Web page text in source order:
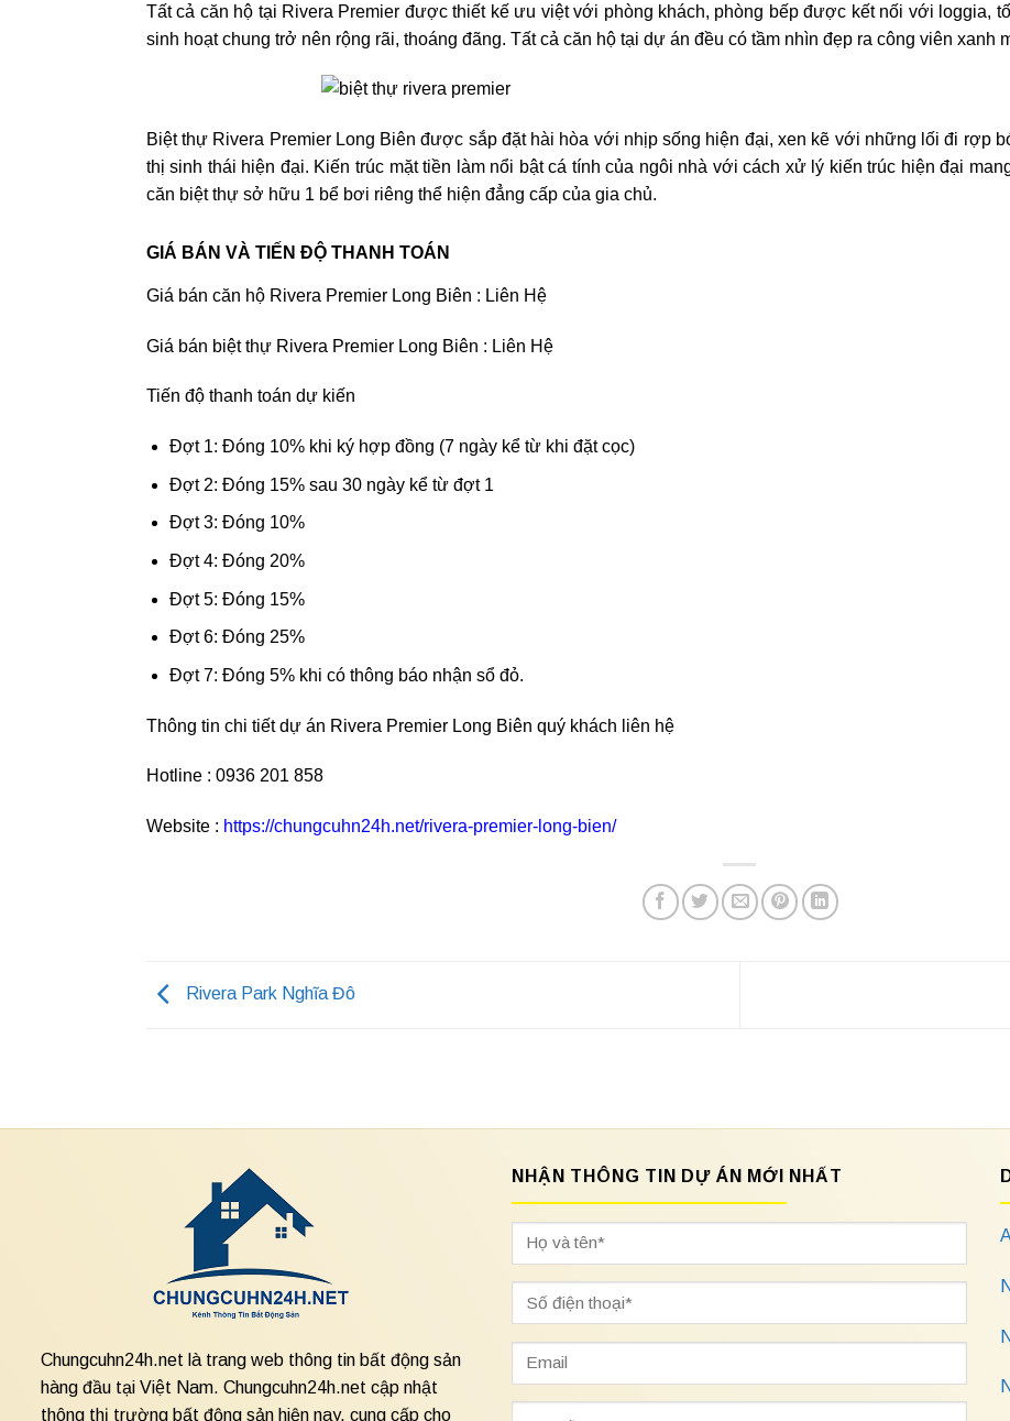
Tất cả căn hộ tại Rivera Premier được thiết kế ưu việt với phòng khách, phòng bếp được kết nối với loggia,
sinh hoạt chung trở nên rộng rãi, thoáng đãng. Tất cả căn hộ tại dự án đều có tầm nhìn đẹp ra công viên xanh
Biệt thự Rivera Premier Long Biên được sắp đặt hài hòa với nhịp sống hiện đại, xen kẽ với những lối đi rợp
thị sinh thái hiện đại. Kiến trúc mặt tiền làm nổi bật cá tính của ngôi nhà với cách xử lý kiến trúc hiện đại
căn biệt thự sở hữu 1 bể bơi riêng thể hiện đẳng cấp của gia chủ.
GIÁ BÁN VÀ TIẾN ĐỘ THANH TOÁN
Giá bán căn hộ Rivera Premier Long Biên : Liên Hệ
Giá bán biệt thự Rivera Premier Long Biên : Liên Hệ
Tiến độ thanh toán dự kiến
Đợt 1: Đóng 10% khi ký hợp đồng (7 ngày kể từ khi đặt cọc)
Đợt 2: Đóng 15% sau 30 ngày kể từ đợt 1
Đợt 3: Đóng 10%
Đợt 4: Đóng 20%
Đợt 5: Đóng 15%
Đợt 6: Đóng 25%
Đợt 7: Đóng 5% khi có thông báo nhận sổ đỏ.
Thông tin chi tiết dự án Rivera Premier Long Biên quý khách liên hệ
Hotline : 0936 201 858
Website : https://chungcuhn24h.net/rivera-premier-long-bien/
Rivera Park Nghĩa Đô
Chungcuhn24h.net là trang web thông tin bất động sản
hàng đầu tại Việt Nam. Chungcuhn24h.net cập nhật
thông thị trường bất động sản hiện nay, cung cấp cho
NHẬN THÔNG TIN DỰ ÁN MỚI NHẤT